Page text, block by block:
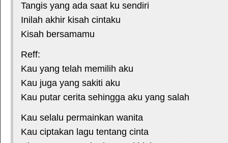
Tangis yang ada saat ku sendiri
Inilah akhir kisah cintaku
Kisah bersamamu
Reff:
Kau yang telah memilih aku
Kau juga yang sakiti aku
Kau putar cerita sehingga aku yang salah
Kau selalu permainkan wanita
Kau ciptakan lagu tentang cinta